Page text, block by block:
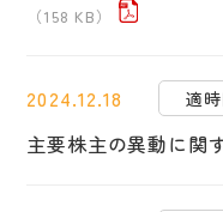
（158 KB）
2024.12.18 適
主要株主の異動に関